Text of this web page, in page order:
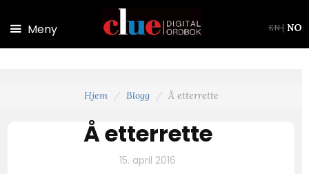
Meny EN| NO
Hjem Blogg Å etterrette
Å etterrette
15. april 2016